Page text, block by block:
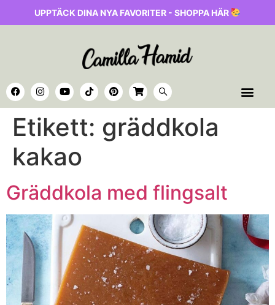
UPPTÄCK DINA NYA FAVORITER - SHOPPA HÄR
Etikett: gräddkola
kakao
Gräddkola med flingsalt